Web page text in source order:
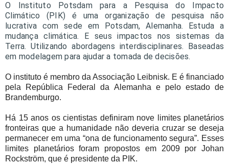
O Instituto Potsdam para a Pesquisa do Impacto
Climático (PIK) é uma organização de pesquisa não
lucrativa com sede em Potsdam, Alemanha. Estuda a
mudança climática. E seus impactos nos sistemas da
Terra. Utilizando abordagens interdisciplinares. Baseadas
em modelagem para ajudar a tomada de decisões.
O instituto é membro da Associação Leibnisk. E é financiado
pela República Federal da Alemanha e pelo estado de
Brandemburgo.
Há 15 anos os cientistas definiram nove limites planetários
fronteiras que a humanidade não deveria cruzar se deseja
permanecer em uma “ona de funcionamento segura”. Esses
limites planetários foram propostos em 2009 por Johan
Rockström, que é presidente da PIK.